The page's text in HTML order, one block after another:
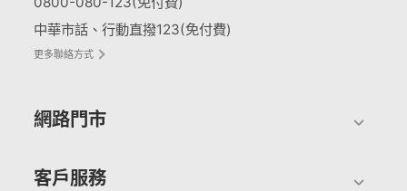
中華市話、行動直撥123(免付費)
更多聯絡方式
網路門市
客戶服務